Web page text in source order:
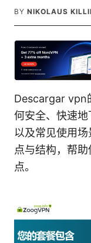
BY NIKOLAUS
Descargar vpn
何安全、快速地
以及常见使用
点与结构，帮
点。